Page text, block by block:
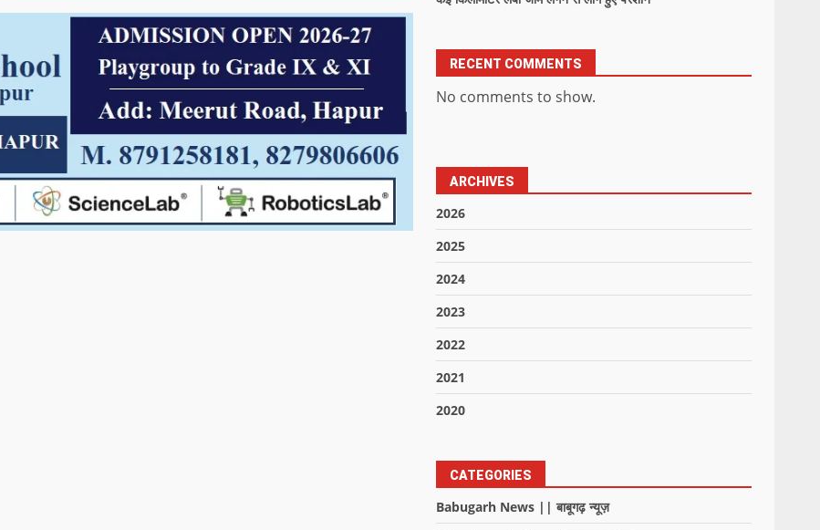
RECENT COMMENTS
No comments to show.
ARCHIVES
2026
2025
2024
2023
2022
2021
2020
CATEGORIES
Babugarh News || बाबूगढ़ न्यूज़